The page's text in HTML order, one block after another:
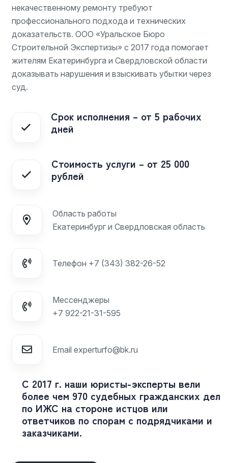
некачественному ремонту требуют
профессионального подхода и технических
доказательств. ООО «Уральское Бюро
Строительной Экспертизы» с 2017 года помогает
жителям Екатеринбурга и Свердловской области
доказывать нарушения и взыскивать убытки через
суд.
Срок исполнения – от 5 рабочих
дней
Стоимость услуги – от 25 000
рублей
Область работы
Екатеринбург и Свердловская область
Телефон +7 (343) 382-26-52
Мессенджеры
+7 922-21-31-595
Email experturfo@bk.ru
С 2017 г. наши юристы-эксперты вели
более чем 970 судебных гражданских дел
по ИЖС на стороне истцов или
ответчиков по спорам с подрядчиками и
заказчиками.